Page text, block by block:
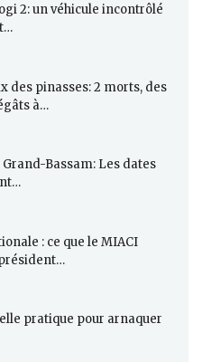
2: un véhicule incontrôlé
des pinasses: 2 morts, des
à…
Grand-Bassam: Les dates
: ce que le MIACI
pratique pour arnaquer